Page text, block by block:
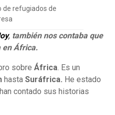
de refugiados de
, también nos contaba que
en África.
sobre África. Es un
hasta Suráfrica. He estado
contado sus historias